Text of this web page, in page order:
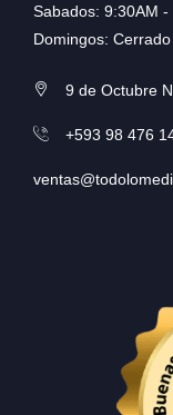
Sabados: 9:30AM -
Domingos: Cerrado
9 de Octubre
+593 98 476